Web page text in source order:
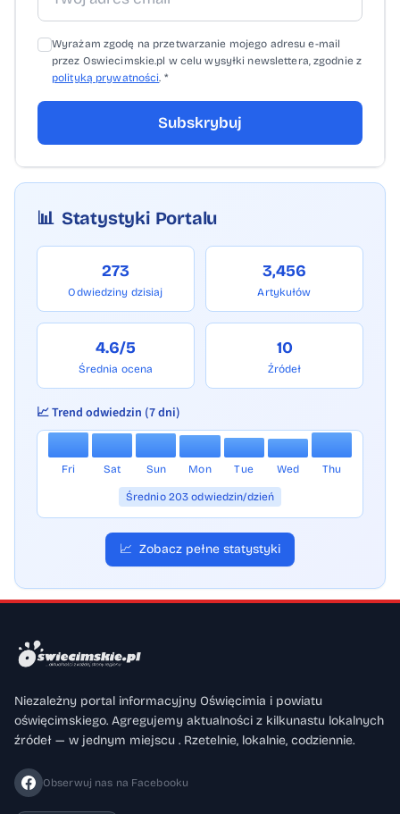
Wyrażam zgodę na przetwarzanie mojego adresu e-mail
przez Oswiecimskie.pl w celu wysyłki newslettera, zgodnie z
polityką prywatności. *
Subskrybuj
📊 Statystyki Portalu
273
Odwiedziny dzisiaj
3,456
Artykułów
4.6/5
Średnia ocena
10
Źródeł
📈 Trend odwiedzin (7 dni)
Fri Sat Sun Mon Tue Wed Thu
Średnio 203 odwiedzin/dzień
📈 Zobacz pełne statystyki
Niezależny portal informacyjny Oświęcimia i powiatu
oświęcimskiego. Agregujemy aktualności z kilkunastu lokalnych
źródeł — w jednym miejscu . Rzetelnie, lokalnie, codziennie.
Obserwuj nas na Facebooku